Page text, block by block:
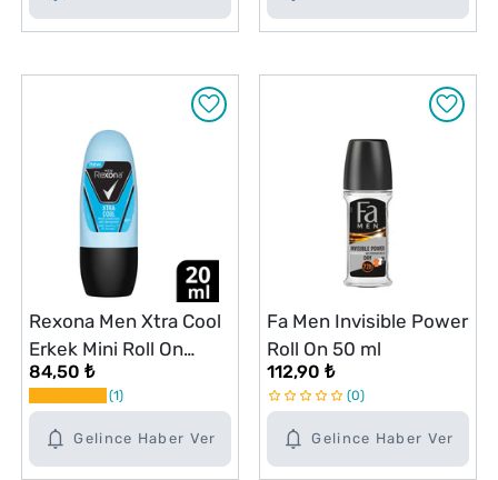
Gelince Haber Ver
Rexona Men Xtra Cool
Erkek Mini Roll On
Deodorant 20 ml
84,50 ₺
1
Gelince Haber Ver
Fa Men Invisible Power
Roll On 50 ml
112,90 ₺
0